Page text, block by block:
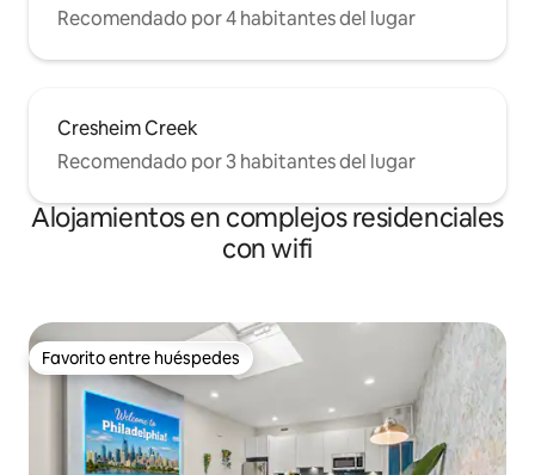
Recomendado por 4 habitantes del lugar
Cresheim Creek
Recomendado por 3 habitantes del lugar
Alojamientos en complejos residenciales
con wifi
Favorito entre huéspedes
Favorito entre huéspedes